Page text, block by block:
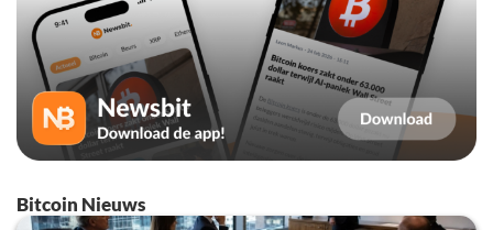
Bitcoin Nieuws